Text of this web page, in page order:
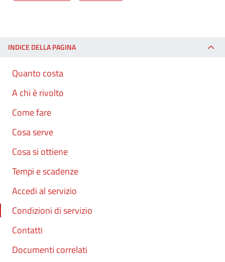
INDICE DELLA PAGINA
Quanto costa
A chi è rivolto
Come fare
Cosa serve
Cosa si ottiene
Tempi e scadenze
Accedi al servizio
Condizioni di servizio
Contatti
Documenti correlati